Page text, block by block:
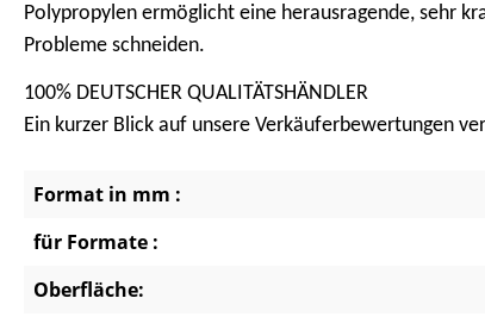
Polypropylen ermöglicht eine herausragende, sehr
Probleme schneiden.
100% DEUTSCHER QUALITÄTSHÄNDLER
Ein kurzer Blick auf unsere Verkäuferbewertungen
Format in mm :
für Formate :
Oberfläche: